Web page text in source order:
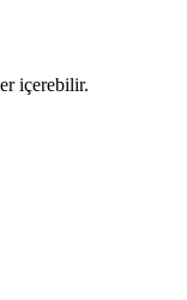
içerebilir.